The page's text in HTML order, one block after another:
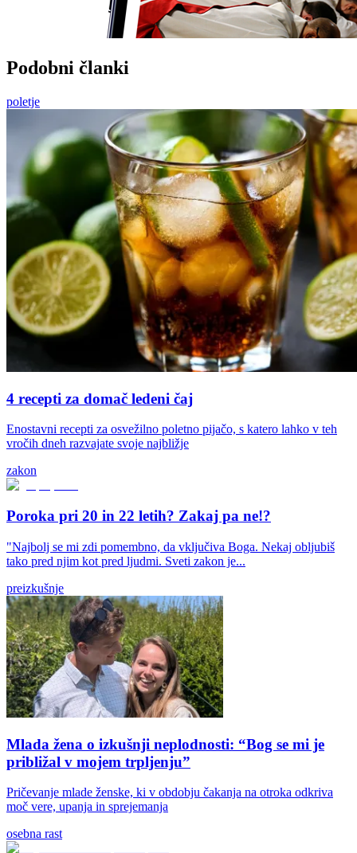
Podobni članki
poletje
4 recepti za domač ledeni čaj
Enostavni recepti za osvežilno poletno pijačo, s katero lahko v teh
vročih dneh razvajate svoje najbližje
zakon
Poroka pri 20 in 22 letih? Zakaj pa ne!?
"Najbolj se mi zdi pomembno, da vključiva Boga. Nekaj obljubiš
tako pred njim kot pred ljudmi. Sveti zakon je...
preizkušnje
Mlada žena o izkušnji neplodnosti: “Bog se mi je
približal v mojem trpljenju”
Pričevanje mlade ženske, ki v obdobju čakanja na otroka odkriva
moč vere, upanja in sprejemanja
osebna rast